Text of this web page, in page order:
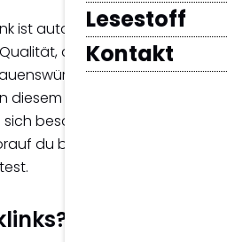
Lesestoff
Kontakt
ist automatisch wertvoll.
die thematische
der
diesem Beitrag erfährst du,
besonders für den
du beim nachhaltigen